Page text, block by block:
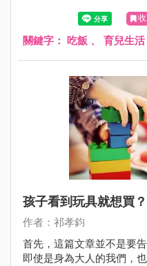
關鍵字： 吃飯 、 育兒生活
孩子看到玩具就想買
作者：祁孝鈞
首先，這篇文章並不是要
即使是身為大人的我們，